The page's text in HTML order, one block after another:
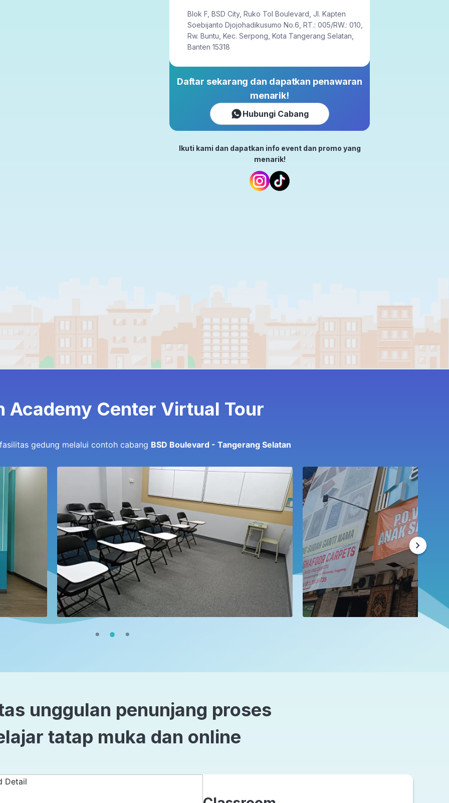
Blok F, BSD City, Ruko Tol Boulevard, Jl. Kapten
Soebijanto Djojohadikusumo No.6, RT.: 005/RW.: 010,
Rw. Buntu, Kec. Serpong, Kota Tangerang Selatan,
Banten 15318
Daftar sekarang dan dapatkan penawaran
menarik!
Hubungi Cabang
Ikuti kami dan dapatkan info event dan promo yang
menarik!
Academy Center Virtual Tour
gedung melalui contoh cabang BSD Boulevard - Tangerang Selatan
unggulan penunjang proses
tatap muka dan online